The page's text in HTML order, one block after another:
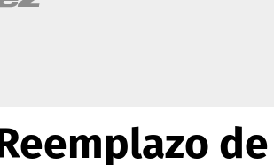
Reemplazo de